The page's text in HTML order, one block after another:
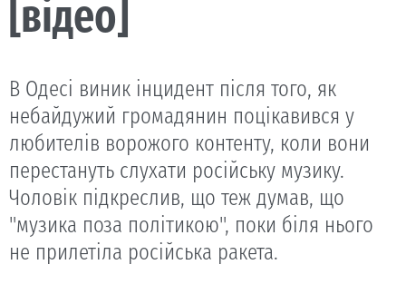
[відео]
В Одесі виник інцидент після того, як
небайдужий громадянин поцікавився у
любителів ворожого контенту, коли вони
перестануть слухати російську музику.
Чоловік підкреслив, що теж думав, що
"музика поза політикою", поки біля нього
не прилетіла російська ракета.